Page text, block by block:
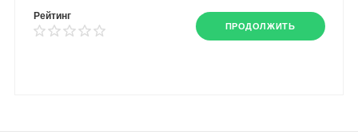
Рейтинг
ПРОДОЛЖИТЬ